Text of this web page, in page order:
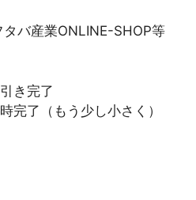
バ産業ONLINE-SHOP等
き完了
完了（もう少し小さく）